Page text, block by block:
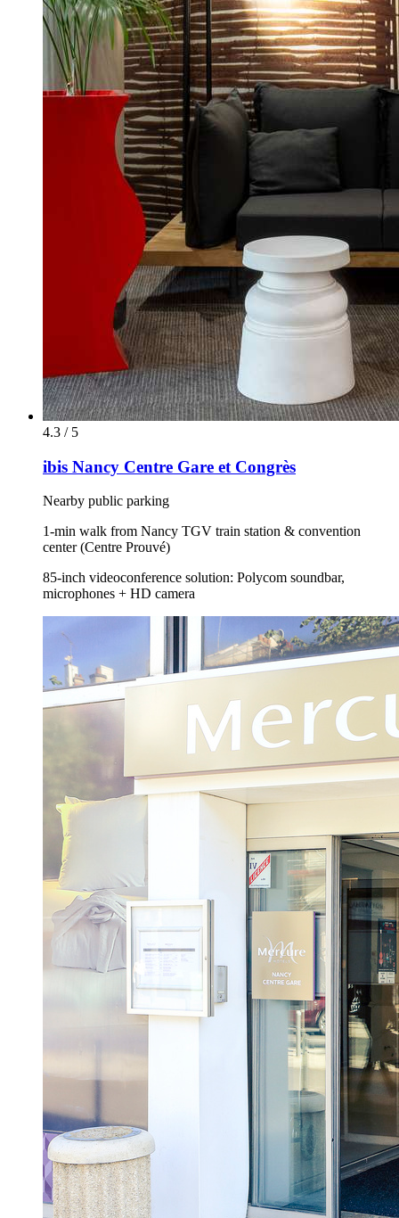
4.3 / 5
ibis Nancy Centre Gare et Congrès
Nearby public parking
1-min walk from Nancy TGV train station & convention
center (Centre Prouvé)
85-inch videoconference solution: Polycom soundbar,
microphones + HD camera